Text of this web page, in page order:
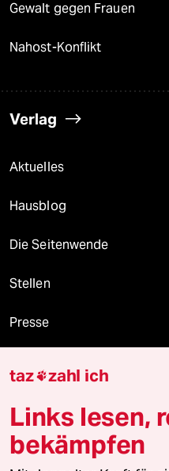
Gewalt gegen Frauen
Nahost-Konflikt
Verlag
Aktuelles
Hausblog
Die Seitenwende
Stellen
Presse
abo
taz zahl ich
Links lesen,
bekämpfen